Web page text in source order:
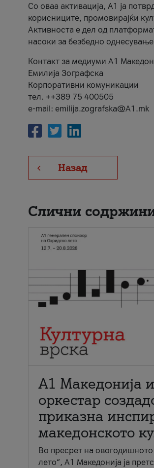
Со оваа активација, А1 ја
корисниците, промовирајќи
Активноста е дел од
насоки за безбедно
Контакт за медиуми А1
Емилија Зографска
Корпоративни комуникации
тел. ++389 75 400505
e-mail: emilija.zografska@A1.mk
Назад
Слични
А1 Македонија
оркестар
приказна
македонското
Во пресрет на
лето“, А1 Македонија ја